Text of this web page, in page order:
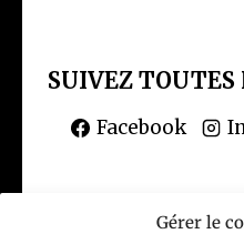
Gérer le
SUIVEZ TOUTES
Facebook